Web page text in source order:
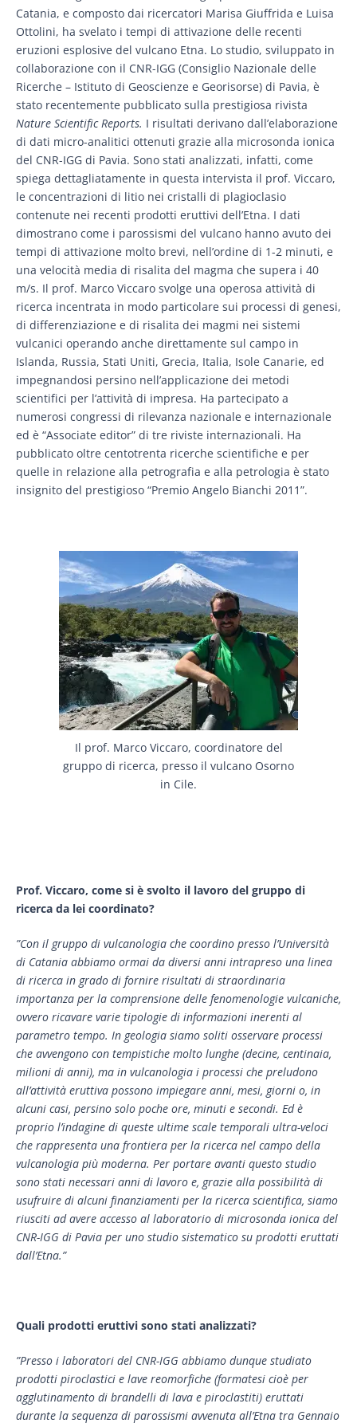
Catania, e composto dai ricercatori Marisa Giuffrida e Luisa
Ottolini, ha svelato i tempi di attivazione delle recenti
eruzioni esplosive del vulcano Etna. Lo studio, sviluppato in
collaborazione con il CNR-IGG (Consiglio Nazionale delle
Ricerche – Istituto di Geoscienze e Georisorse) di Pavia, è
stato recentemente pubblicato sulla prestigiosa rivista
Nature Scientific Reports. I risultati derivano dall’elaborazione
di dati micro-analitici ottenuti grazie alla microsonda ionica
del CNR-IGG di Pavia. Sono stati analizzati, infatti, come
spiega dettagliatamente in questa intervista il prof. Viccaro,
le concentrazioni di litio nei cristalli di plagioclasio
contenute nei recenti prodotti eruttivi dell’Etna. I dati
dimostrano come i parossismi del vulcano hanno avuto dei
tempi di attivazione molto brevi, nell’ordine di 1-2 minuti, e
una velocità media di risalita del magma che supera i 40
m/s. Il prof. Marco Viccaro svolge una operosa attività di
ricerca incentrata in modo particolare sui processi di genesi,
di differenziazione e di risalita dei magmi nei sistemi
vulcanici operando anche direttamente sul campo in
Islanda, Russia, Stati Uniti, Grecia, Italia, Isole Canarie, ed
impegnandosi persino nell’applicazione dei metodi
scientifici per l’attività di impresa. Ha partecipato a
numerosi congressi di rilevanza nazionale e internazionale
ed è “Associate editor” di tre riviste internazionali. Ha
pubblicato oltre centotrenta ricerche scientifiche e per
quelle in relazione alla petrografia e alla petrologia è stato
insignito del prestigioso “Premio Angelo Bianchi 2011”.
Il prof. Marco Viccaro, coordinatore del
gruppo di ricerca, presso il vulcano Osorno
in Cile.
Prof. Viccaro, come si è svolto il lavoro del gruppo di
ricerca da lei coordinato?
”Con il gruppo di vulcanologia che coordino presso l’Università
di Catania abbiamo ormai da diversi anni intrapreso una linea
di ricerca in grado di fornire risultati di straordinaria
importanza per la comprensione delle fenomenologie vulcaniche,
ovvero ricavare varie tipologie di informazioni inerenti al
parametro tempo. In geologia siamo soliti osservare processi
che avvengono con tempistiche molto lunghe (decine, centinaia,
milioni di anni), ma in vulcanologia i processi che preludono
all’attività eruttiva possono impiegare anni, mesi, giorni o, in
alcuni casi, persino solo poche ore, minuti e secondi. Ed è
proprio l’indagine di queste ultime scale temporali ultra-veloci
che rappresenta una frontiera per la ricerca nel campo della
vulcanologia più moderna. Per portare avanti questo studio
sono stati necessari anni di lavoro e, grazie alla possibilità di
usufruire di alcuni finanziamenti per la ricerca scientifica, siamo
riusciti ad avere accesso al laboratorio di microsonda ionica del
CNR-IGG di Pavia per uno studio sistematico su prodotti eruttati
dall’Etna.”
Quali prodotti eruttivi sono stati analizzati?
”Presso i laboratori del CNR-IGG abbiamo dunque studiato
prodotti piroclastici e lave reomorfiche (formatesi cioè per
agglutinamento di brandelli di lava e piroclastiti) eruttati
durante la sequenza di parossismi avvenuta all’Etna tra Gennaio